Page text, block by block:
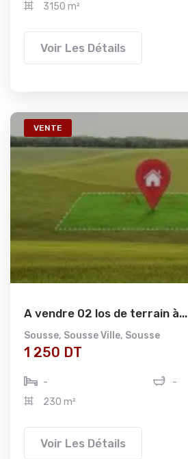
3150 m²
Voir Les Détails
VENTE
A vendre 02 los de terrain à...
Sousse, Sousse Ville, Sousse
1 250 DT
-
-
230 m²
Voir Les Détails